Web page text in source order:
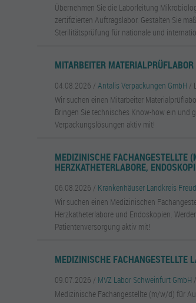
Übernehmen Sie die Laborleitung
zertifizierten Auftragslabor. Gestalten Sie
Sterilitätsprüfung für nationale und
MITARBEITER
04.08.2026 /Antalis Verpackungen GmbH /
Wir suchen einen Mitarbeiter
Bringen Sie technisches Know-how ein und
Verpackungslösungen aktiv mit!
MEDIZINISCHE FACHANGESTELLTE
HERZKATHETERLABORE,
06.08.2026 / Krankenhäuser Landkreis
Wir suchen einen Medizinischen
Herzkatheterlabore und Endoskopien.
Patientenversorgung aktiv mit!
MEDIZINISCHE FACHANGESTELLTE
09.07.2026 / MVZ Labor Schweinfurt GmbH
Medizinische Fachangestellte (m/w/d) für